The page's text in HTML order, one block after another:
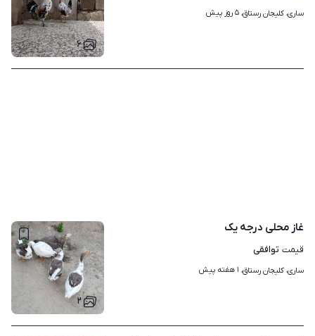
۶
ساری، کلیجان رستاق، ۵ روز پیش
۲
غاز محلی درجه یک
قیمت توافقی
ساری، کلیجان رستاق، ۱ هفته پیش